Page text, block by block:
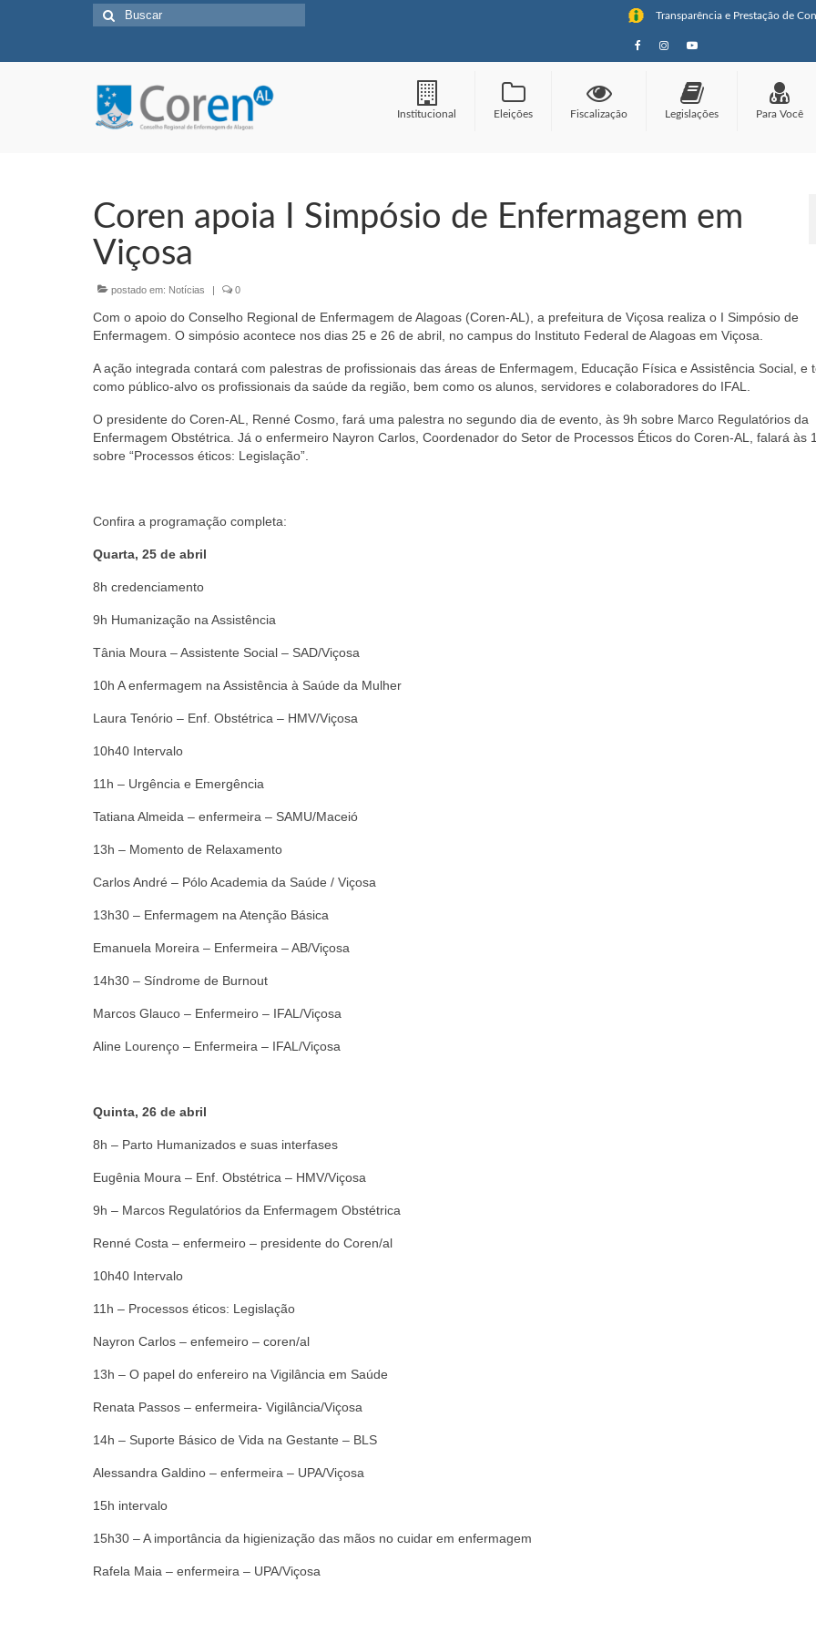
Transparência e Prestação de
Buscar
por:
Institucional Eleições Fiscalização Legislações Para Você
Coren apoia I Simpósio de Enfermagem em
Viçosa
postado em: Notícias | 0
Com o apoio do Conselho Regional de Enfermagem de Alagoas (Coren-AL), a prefeitura de Viçosa realiza o I Simpósio de
Enfermagem. O simpósio acontece nos dias 25 e 26 de abril, no campus do Instituto Federal de Alagoas em Viçosa.
A ação integrada contará com palestras de profissionais das áreas de Enfermagem, Educação Física e Assistência Social, e
como público-alvo os profissionais da saúde da região, bem como os alunos, servidores e colaboradores do IFAL.
O presidente do Coren-AL, Renné Cosmo, fará uma palestra no segundo dia de evento, às 9h sobre Marco Regulatórios da
Enfermagem Obstétrica. Já o enfermeiro Nayron Carlos, Coordenador do Setor de Processos Éticos do Coren-AL, falará às
sobre “Processos éticos: Legislação”.
Confira a programação completa:
Quarta, 25 de abril
8h credenciamento
9h Humanização na Assistência
Tânia Moura – Assistente Social – SAD/Viçosa
10h A enfermagem na Assistência à Saúde da Mulher
Laura Tenório – Enf. Obstétrica – HMV/Viçosa
10h40 Intervalo
11h – Urgência e Emergência
Tatiana Almeida – enfermeira – SAMU/Maceió
13h – Momento de Relaxamento
Carlos André – Pólo Academia da Saúde / Viçosa
13h30 – Enfermagem na Atenção Básica
Emanuela Moreira – Enfermeira – AB/Viçosa
14h30 – Síndrome de Burnout
Marcos Glauco – Enfermeiro – IFAL/Viçosa
Aline Lourenço – Enfermeira – IFAL/Viçosa
Quinta, 26 de abril
8h – Parto Humanizados e suas interfases
Eugênia Moura – Enf. Obstétrica – HMV/Viçosa
9h – Marcos Regulatórios da Enfermagem Obstétrica
Renné Costa – enfermeiro – presidente do Coren/al
10h40 Intervalo
11h – Processos éticos: Legislação
Nayron Carlos – enfemeiro – coren/al
13h – O papel do enfereiro na Vigilância em Saúde
Renata Passos – enfermeira- Vigilância/Viçosa
14h – Suporte Básico de Vida na Gestante – BLS
Alessandra Galdino – enfermeira – UPA/Viçosa
15h intervalo
15h30 – A importância da higienização das mãos no cuidar em enfermagem
Rafela Maia – enfermeira – UPA/Viçosa